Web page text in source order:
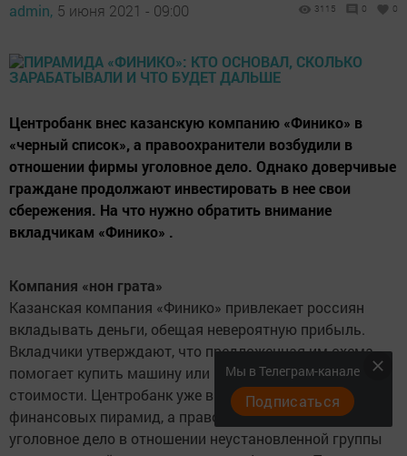
admin, 5 июня 2021 - 09:00 3115 0 0
Центробанк внес казанскую компанию «Финико» в
«черный список», а правоохранители возбудили в
отношении фирмы уголовное дело. Однако доверчивые
граждане продолжают инвестировать в нее свои
сбережения. На что нужно обратить внимание
вкладчикам «Финико» .
Компания «нон грата»
Казанская компания «Финико» привлекает россиян
вкладывать деньги, обещая невероятную прибыль.
Вкладчики утверждают, что предложенная им схема
помогает купить машину или квартиру за 35%
стоимости. Центробанк уже внес эту фирму в список
финансовых пирамид, а правоохранители возбудили
уголовное дело в отношении неустановленной группы
Мы в Телеграм-канале
Подписаться